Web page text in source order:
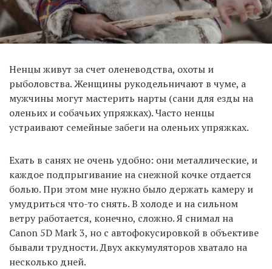
Ненцы живут за счет оленеводства, охоты и
рыболовства. Женщины рукодельничают в чуме, а
мужчины могут мастерить нарты (сани для езды на
оленьих и собачьих упряжках). Часто ненцы
устраивают семейные забеги на оленьих упряжках.
Ехать в санях не очень удобно: они металлические, и
каждое подпрыгивание на снежной кочке отдается
болью. При этом мне нужно было держать камеру и
умудриться что-то снять. В холоде и на сильном
ветру работается, конечно, сложно. Я снимал на
Canon 5D Mark 3, но с автофокусировкой в объективе
бывали трудности. Двух аккумуляторов хватало на
несколько дней.